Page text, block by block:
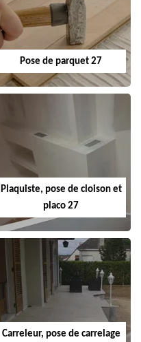
Pose de parquet 27
Plaquiste, pose de cloison et
placo 27
Carreleur, pose de carrelage